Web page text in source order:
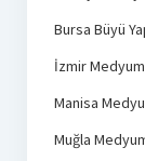
Bursa Büyü
İzmir
Manisa
Muğla